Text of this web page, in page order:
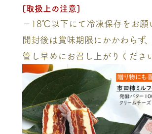
[取扱上の注意]
－18℃以下にて冷凍保存をお願
開封後は賞味期限にかかわらず
管し早めにお召し上がりください